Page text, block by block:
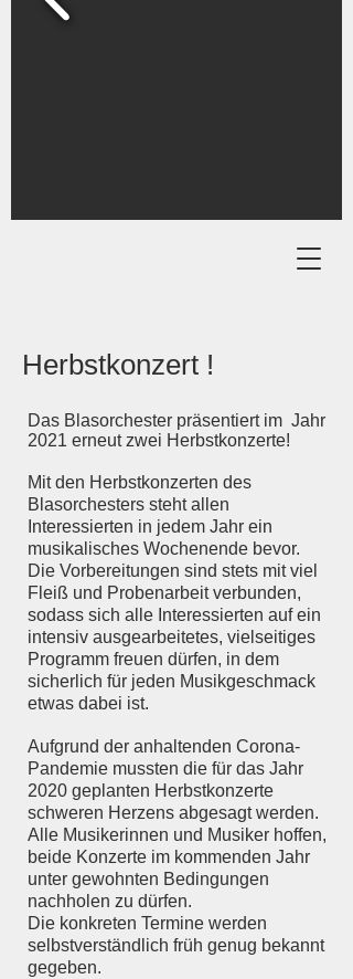
Herbstkonzert !
Das Blasorchester präsentiert im Jahr
2021 erneut zwei Herbstkonzerte!
Mit den Herbstkonzerten des
Blasorchesters steht allen
Interessierten in jedem Jahr ein
musikalisches Wochenende bevor.
Die Vorbereitungen sind stets mit viel
Fleiß und Probenarbeit verbunden,
sodass sich alle Interessierten auf ein
intensiv ausgearbeitetes, vielseitiges
Programm freuen dürfen, in dem
sicherlich für jeden Musikgeschmack
etwas dabei ist.
Aufgrund der anhaltenden Corona-
Pandemie mussten die für das Jahr
2020 geplanten Herbstkonzerte
schweren Herzens abgesagt werden.
Alle Musikerinnen und Musiker hoffen,
beide Konzerte im kommenden Jahr
unter gewohnten Bedingungen
nachholen zu dürfen.
Die konkreten Termine werden
selbstverständlich früh genug bekannt
gegeben.